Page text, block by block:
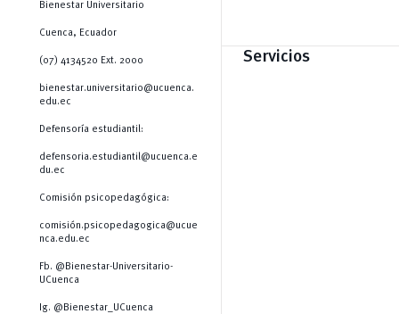
Bienestar Universitario
Cuenca, Ecuador
(07) 4134520 Ext. 2000
bienestar.universitario@ucuenca.
edu.ec
Defensoría estudiantil:
defensoria.estudiantil@ucuenca.e
du.ec
Comisión psicopedagógica:
comisión.psicopedagogica@ucue
nca.edu.ec
Fb. @Bienestar-Universitario-
UCuenca
Ig. @Bienestar_UCuenca
Servicios